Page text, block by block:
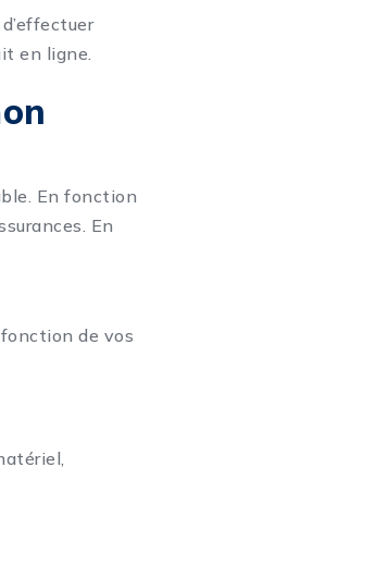
en ligne.
En fonction
En
fonction de vos